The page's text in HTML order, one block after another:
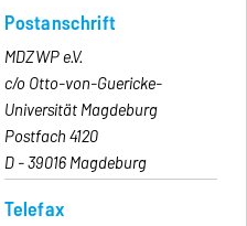
Postanschrift
MDZWP e.V.
c/o Otto-von-Guericke-
Universität Magdeburg
Postfach 4120
D - 39016 Magdeburg
Telefax